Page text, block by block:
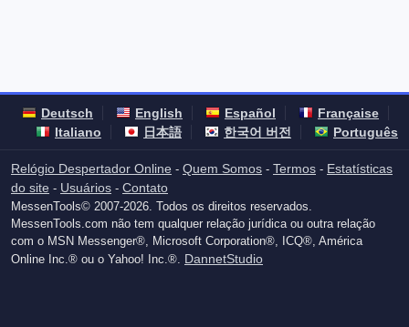
Deutsch English Español
Française
Italiano
日本語 한국어 버전 Português
Relógio Despertador Online - Quem Somos - Termos - Estatísticas
do site - Usuários - Contato
MessenTools© 2007-2026. Todos os direitos reservados.
MessenTools.com não tem qualquer relação jurídica ou outra relação
com o MSN Messenger®, Microsoft Corporation®, ICQ®, América
Online Inc.® ou o Yahoo! Inc.®. DannetStudio